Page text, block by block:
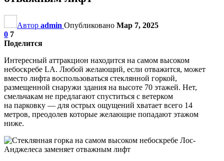
Автор admin Опубликовано Мар 7, 2025
0 7
Поделится
Интересный аттракцион находится на самом высоком
небоскребе LA. Любой желающий, если отважится, может
вместо лифта воспользоваться стеклянной горкой,
размещенной снаружи здания на высоте 70 этажей. Нет,
смельчакам не предлагают спуститься с ветерком
на парковку — для острых ощущений хватает всего 14
метров, преодолев которые желающие попадают этажом
ниже.